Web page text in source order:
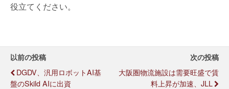
役立てください。
以前の投稿
DGDV、汎用ロボットAI基
盤のSkild AIに出資
次の投稿
大阪圏物流施設は需要旺盛で賃
料上昇が加速、JLL